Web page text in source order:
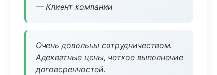
— Клиент компании
Очень довольны сотрудничеством.
Адекватные цены, четкое выполнение
договоренностей.